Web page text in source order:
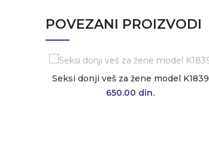
POVEZANI PROIZVODI
Seksi donji veš za žene model K1839
650.00 din.